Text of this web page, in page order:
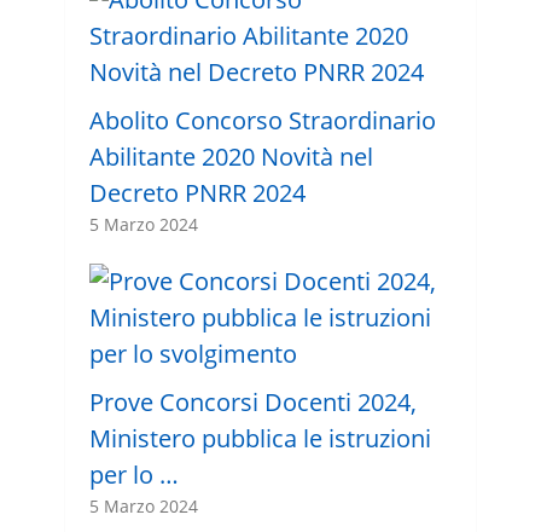
Abolito Concorso Straordinario
Abilitante 2020 Novità nel
Decreto PNRR 2024
5 Marzo 2024
Prove Concorsi Docenti 2024,
Ministero pubblica le istruzioni
per lo …
5 Marzo 2024